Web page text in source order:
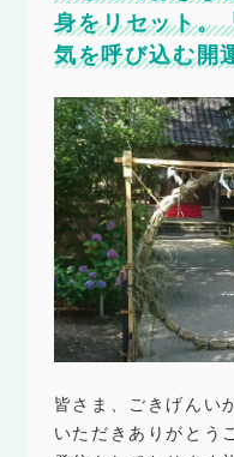
身をリセット。
気を呼び込む
皆さま、ごきげんい
いただきありがとう